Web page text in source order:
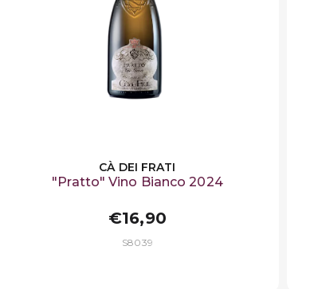
CÀ DEI FRATI
"Pratto" Vino Bianco 2024
€16,90
S8039